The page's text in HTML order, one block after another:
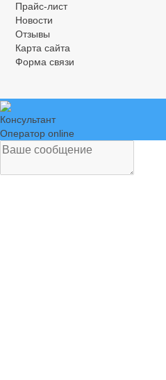
Прайс-лист
Новости
Отзывы
Карта сайта
Форма связи
Консультант
Оператор online